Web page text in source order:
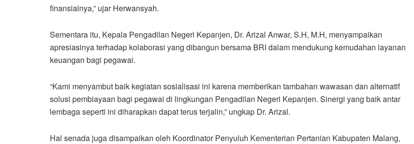
finansialnya,” ujar Herwansyah.
Sementara itu, Kepala Pengadilan Negeri Kepanjen, Dr. Arizal Anwar, S.H, M.H, menyampaikan
apresiasinya terhadap kolaborasi yang dibangun bersama BRI dalam mendukung kemudahan layanan
keuangan bagi pegawai.
“Kami menyambut baik kegiatan sosialisasi ini karena memberikan tambahan wawasan dan alternatif
solusi pembiayaan bagi pegawai di lingkungan Pengadilan Negeri Kepanjen. Sinergi yang baik antar
lembaga seperti ini diharapkan dapat terus terjalin,” ungkap Dr. Arizal.
Hal senada juga disampaikan oleh Koordinator Penyuluh Kementerian Pertanian Kabupaten Malang,